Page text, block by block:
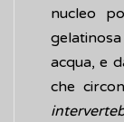
nucleo
acqua, e
che